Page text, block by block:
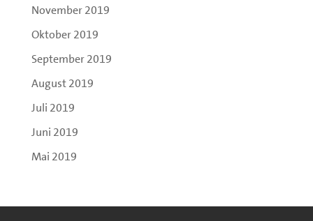
November 2019
Oktober 2019
September 2019
August 2019
Juli 2019
Juni 2019
Mai 2019